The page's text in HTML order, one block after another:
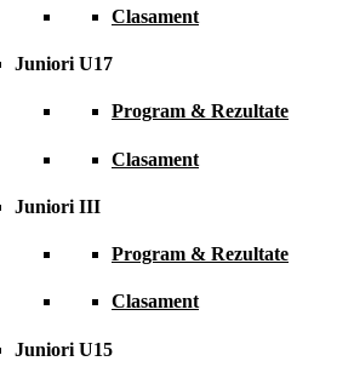
Clasament
Juniori U17
Program & Rezultate
Clasament
Juniori III
Program & Rezultate
Clasament
Juniori U15